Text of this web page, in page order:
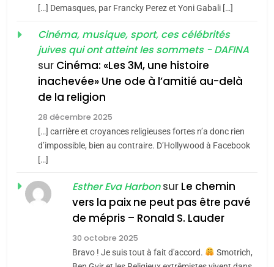
«Tu dis génocide, je dis
guerre»: La nouvelle
chanson de Boy George
ISRAÉL JUDAISME
Accords d’Isaac:
l’alliance pourrait
s’étendre à 13 pays
d’Amérique latine
ISRAÉL JUDAISME
2025, l’année la plus
[…] Demasques, par Francky Perez et Yoni Gabali […]
Cinéma, musique, sport, ces célébrités
juives qui ont atteint les sommets - DAFINA
sur Cinéma: «Les 3M, une histoire
inachevée» Une ode à l’amitié au-delà
de la religion
28 décembre 2025
[…] carrière et croyances religieuses fortes n’a donc rien
d’impossible, bien au contraire. D’Hollywood à Facebook
[…]
Esther Eva Harbonsur Le chemin
vers la paix ne peut pas être pavé
de mépris – Ronald S. Lauder
30 octobre 2025
Bravo ! Je suis tout à fait d'accord.
Smotrich,
l’antisémitisme
FIÈRE, DIGNE ET RÉSILIENTE :
POURQUOI JE REVENDIQUE
MA JUDAÏTE par Thérèse
Zrihen-Dvir
ISRAÉL
CE QUI NOUS MANQUE –
JUDAISME
Maroc : Les amandes de
Tafraout, le miel de Tadla
Azilal consacrés produits
DAFINA MAROC